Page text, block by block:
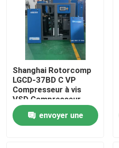
Vidéos
Au sujet de nous
Visite d'usine
Contrôle de qualité
Contactez-nous
Shanghai Rotorcomp
LGCD-37BD C VP
Compresseur à vis
VSD Compresseur
rotatif pour
conditions d'humidité
élevée
envoyer une